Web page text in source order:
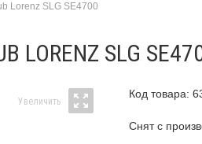
Lorenz SLG SE4700
SLG
Код товара:
Снят с